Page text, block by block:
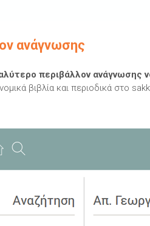
ανάγνωσης
περιβάλλον ανάγνωσης
βιβλία και περιοδικά στο